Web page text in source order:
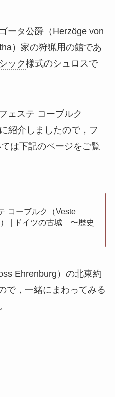
ータ公爵（Herzöge von
）家の狩猟用の館であ
ック様式のシュロスで
ェステ コーブルク
紹介しましたので，フ
は下記のページをご覧
コーブルク（Veste
| ドイツの古城 〜歴史
Ehrenburg）の北東約
で，一緒にまわってみる